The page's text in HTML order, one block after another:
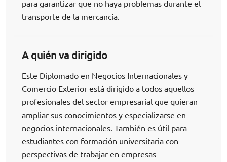
para garantizar que no haya problemas durante el
transporte de la mercancía.
A quién va dirigido
Este Diplomado en Negocios Internacionales y
Comercio Exterior está dirigido a todos aquellos
profesionales del sector empresarial que quieran
ampliar sus conocimientos y especializarse en
negocios internacionales. También es útil para
estudiantes con formación universitaria con
perspectivas de trabajar en empresas